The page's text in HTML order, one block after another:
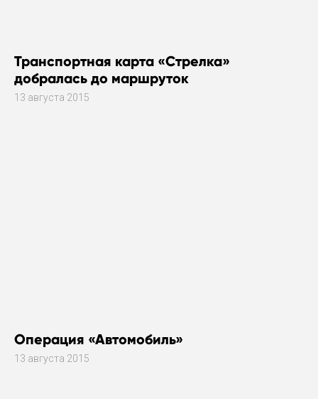
Транспортная карта «Стрелка»
добралась до маршруток
13 августа 2015
Операция «Автомобиль»
13 августа 2015